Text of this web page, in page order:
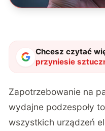
Chcesz czytać
przyniesie
smartfonów.
Zapotrzebowanie na
wydajne podzespoły
wszystkich urządzeń